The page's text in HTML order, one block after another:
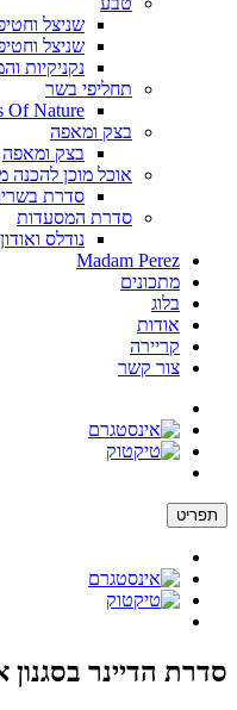
שניצל
שניצל
נקניקיות
תחליפי בשר
Of Nature
בצק ומאפה
בצק ומאפה
אוכל מוכן להכנה
סדרת
סדרת המסעדות
נודלס
Madam Perez
מתכונים
בלוג
אודות
קריירה
צור קשר
תפריט
סדרת הדיינר בסגנון